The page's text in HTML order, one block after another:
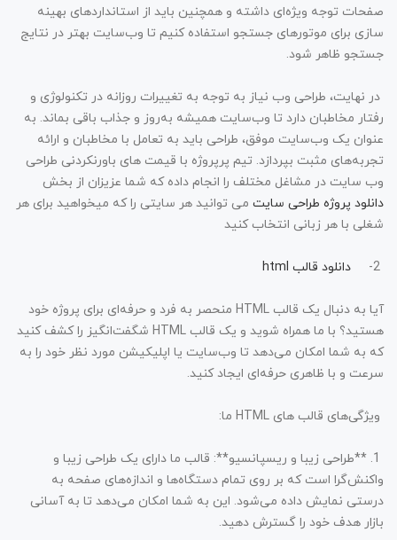
صفحات توجه ویژه‌ای داشته و همچنین باید از استانداردهای بهینه
سازی برای موتورهای جستجو استفاده کنیم تا وب‌سایت بهتر در نتایج
جستجو ظاهر شود.
در نهایت، طراحی وب نیاز به توجه به تغییرات روزانه در تکنولوژی و
رفتار مخاطبان دارد تا وب‌سایت همیشه به‌روز و جذاب باقی بماند. به
عنوان یک وب‌سایت موفق، طراحی باید به تعامل با مخاطبان و ارائه
تجربه‌های مثبت بپردازد. تیم پرپروژه با قیمت های باورنکردنی طراحی
وب سایت در مشاغل مختلف را انجام داده که شما عزیزان از بخش
دانلود پروژه طراحی سایت می توانید هر سایتی را که میخواهید برای هر
شغلی با هر زبانی انتخاب کنید
2- دانلود قالب html
آیا به دنبال یک قالب HTML منحصر به فرد و حرفه‌ای برای پروژه خود
هستید؟ با ما همراه شوید و یک قالب HTML شگفت‌انگیز را کشف کنید
که به شما امکان می‌دهد تا وب‌سایت یا اپلیکیشن مورد نظر خود را به
سرعت و با ظاهری حرفه‌ای ایجاد کنید.
ویژگی‌های قالب های HTML ما:
1. **طراحی زیبا و ریسپانسیو**: قالب ما دارای یک طراحی زیبا و
واکنش‌گرا است که بر روی تمام دستگاه‌ها و اندازه‌های صفحه به
درستی نمایش داده می‌شود. این به شما امکان می‌دهد تا به آسانی
بازار هدف خود را گسترش دهید.